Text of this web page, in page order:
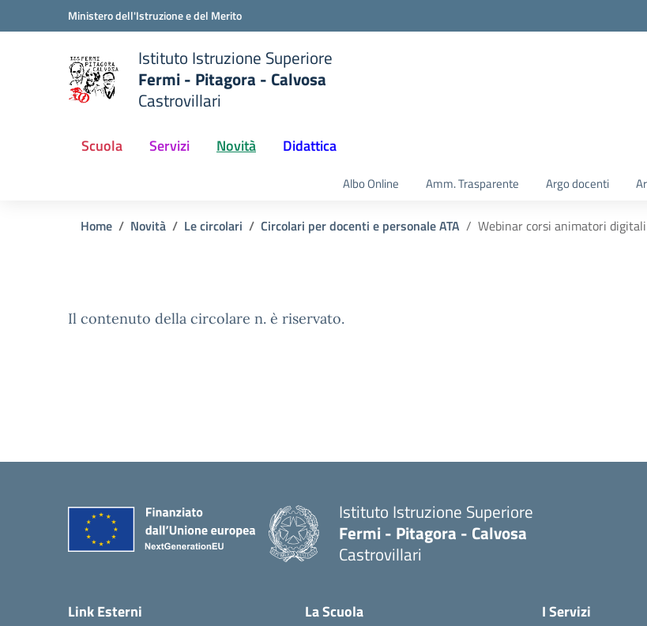
Vai ai contenuti
Vai al menu di navigazioneMinistero dell'Istruzione e del Merito
Istituto Istruzione Superiore
Fermi - Pitagora - Calvosa
Castrovillari
Scuola Servizi Novità Didattica
Albo Online Amm. Trasparente Argo docenti
Home Novità Le circolari Circolari per docenti e personale ATA Webinar corsi animatori digitali
Il contenuto della circolare n. è riservato.
Istituto Istruzione Superiore
Fermi - Pitagora - Calvosa
Castrovillari
Link Esterni La Scuola I Servizi